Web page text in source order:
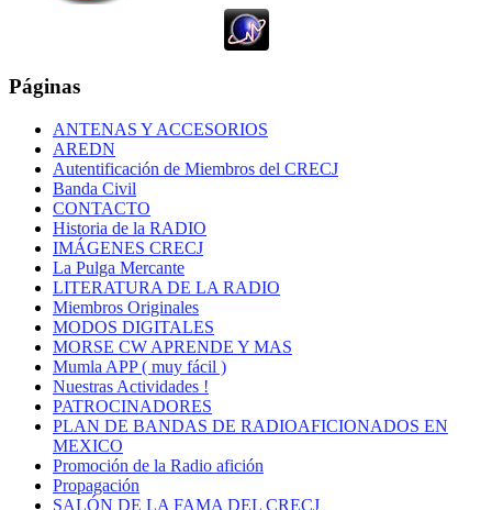
Páginas
ANTENAS Y ACCESORIOS
AREDN
Autentificación de Miembros del CRECJ
Banda Civil
CONTACTO
Historia de la RADIO
IMÁGENES CRECJ
La Pulga Mercante
LITERATURA DE LA RADIO
Miembros Originales
MODOS DIGITALES
MORSE CW APRENDE Y MAS
Mumla APP ( muy fácil )
Nuestras Actividades !
PATROCINADORES
PLAN DE BANDAS DE RADIOAFICIONADOS EN
MEXICO
Promoción de la Radio afición
Propagación
SALÓN DE LA FAMA DEL CRECJ